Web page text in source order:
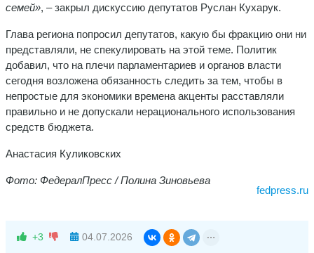
семей», – закрыл дискуссию депутатов Руслан Кухарук.
Глава региона попросил депутатов, какую бы фракцию они ни
представляли, не спекулировать на этой теме. Политик
добавил, что на плечи парламентариев и органов власти
сегодня возложена обязанность следить за тем, чтобы в
непростые для экономики времена акценты расставляли
правильно и не допускали нерационального использования
средств бюджета.
Анастасия Куликовских
Фото: ФедералПресс / Полина Зиновьева
fedpress.ru
+3 04.07.2026